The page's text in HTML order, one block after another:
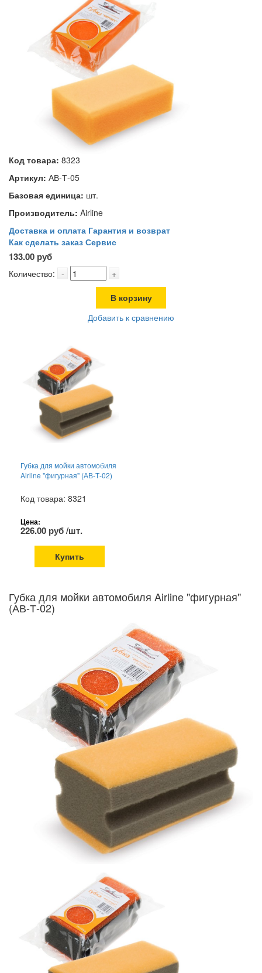
Код товара: 8323
Артикул: АВ-Т-05
Базовая единица: шт.
Производитель: Airline
Доставка и оплата Гарантия и возврат
Как сделать заказ Сервис
133.00 руб
Количество: - +
В корзину
Добавить к сравнению
Губка для мойки автомобиля
Airline "фигурная" (АВ-Т-02)
Код товара: 8321
Цена:
226.00 руб /шт.
Купить
Губка для мойки автомобиля Airline "фигурная"
(АВ-Т-02)